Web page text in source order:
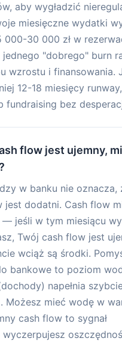
aby wygładzić
miesięczne wydatki
000-30 000 zł w
jednego "dobrego" burn
wzrostu i finansowania.
12-18 miesięcy
fundraising bez
flow jest ujemny,
w banku nie oznacza,
jest dodatni. Cash flow
— jeśli w tym miesiącu
Twój cash flow jest
wciąż są środki.
bankowe to poziom
napełnia
Możesz mieć wodę w
cash flow to sygnał